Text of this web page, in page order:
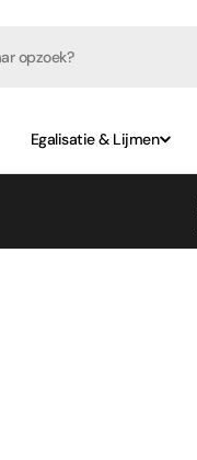
Egalisatie & Lijmen